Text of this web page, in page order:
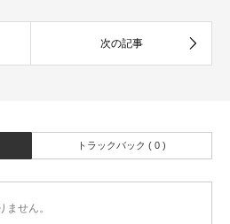
トラックバック ( 0 )
せん。